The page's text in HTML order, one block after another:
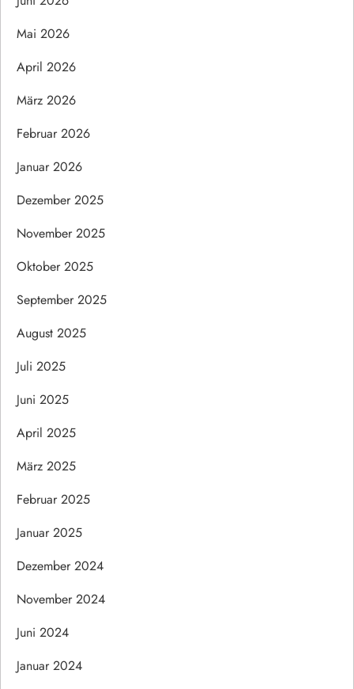
Mai 2026
April 2026
März 2026
Februar 2026
Januar 2026
Dezember 2025
November 2025
Oktober 2025
September 2025
August 2025
Juli 2025
Juni 2025
April 2025
März 2025
Februar 2025
Januar 2025
Dezember 2024
November 2024
Juni 2024
Januar 2024